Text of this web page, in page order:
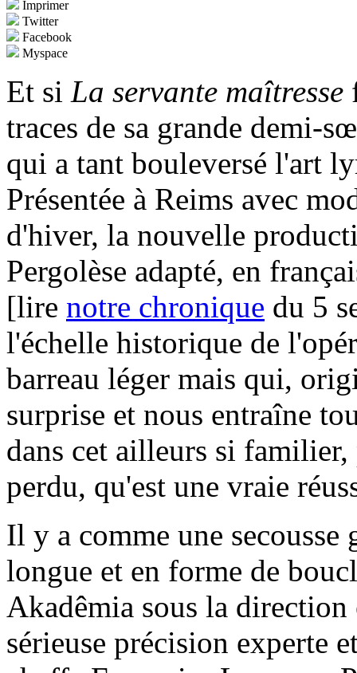
Imprimer
Twitter
Facebook
Myspace
Et si La servante maîtresse
traces de sa grande demi-
qui a tant bouleversé l'art
Présentée à Reims avec
d'hiver, la nouvelle
Pergolèse adapté, en
[lire notre chronique du 5
l'échelle historique de
barreau léger mais qui,
surprise et nous entraîne
dans cet ailleurs si
perdu, qu'est une vraie
Il y a comme une
longue et en forme de
Akadêmia sous la
sérieuse précision experte